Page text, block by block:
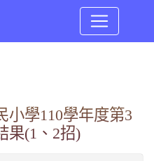
小學110學年度第3
果(1、2招)